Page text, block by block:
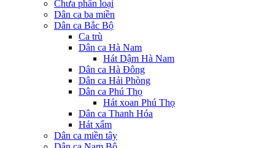
Chưa phân loại
Dân ca ba miền
Dân ca Bắc Bộ
Ca trù
Dân ca Hà Nam
Hát Dậm Hà Nam
Dân ca Hà Đông
Dân ca Hải Phòng
Dân ca Phú Thọ
Hát xoan Phú Thọ
Dân ca Thanh Hóa
Hát xẩm
Dân ca miền tây